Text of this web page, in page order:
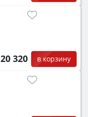
20 320 в корзину